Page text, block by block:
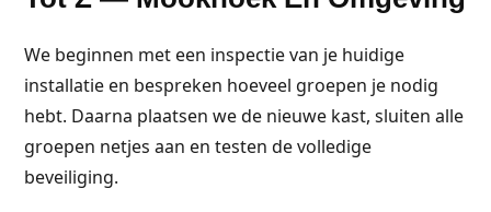
We beginnen met een inspectie van je huidige
installatie en bespreken hoeveel groepen je nodig
hebt. Daarna plaatsen we de nieuwe kast, sluiten alle
groepen netjes aan en testen de volledige
beveiliging.